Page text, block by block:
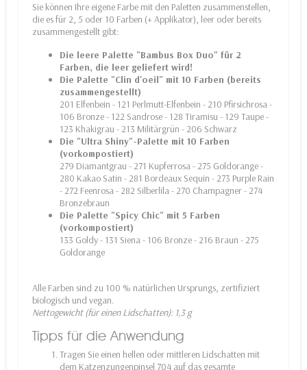
Sie können Ihre eigene Farbe mit den Paletten zusammenstellen,
die es für 2, 5 oder 10 Farben (+ Applikator), leer oder bereits
zusammengestellt gibt:
Die leere Palette "Bambus Box Duo" für 2
Farben, die leer geliefert wird!
Die Palette "Clin d'oeil" mit 10 Farben (bereits
zusammengestellt)
201 Elfenbein - 121 Perlmutt-Elfenbein - 210 Pfirsichrosa -
106 Bronze - 122 Sandrose - 128 Tiramisu - 129 Taupe -
123 Khakigrau - 213 Militärgrün - 206 Schwarz
Die "Ultra Shiny"-Palette mit 10 Farben
(vorkompostiert)
279 Diamantgrau - 271 Kupferrosa - 275 Goldorange -
280 Kakao Satin - 281 Bordeaux Sequin - 273 Purple Rain
- 272 Feenrosa - 282 Silberlila - 270 Champagner - 274
Bronzebraun
Die Palette "Spicy Chic" mit 5 Farben
(vorkompostiert)
133 Goldy - 131 Siena - 106 Bronze - 216 Braun - 275
Goldorange
Alle Farben sind zu 100 % natürlichen Ursprungs, zertifiziert
biologisch und vegan.
Nettogewicht (für einen Lidschatten): 1,3 g
Tipps für die Anwendung
Tragen Sie einen hellen oder mittleren Lidschatten mit
dem Katzenzungenpinsel 704 auf das gesamte